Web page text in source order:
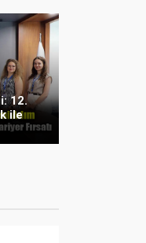
12.
ile